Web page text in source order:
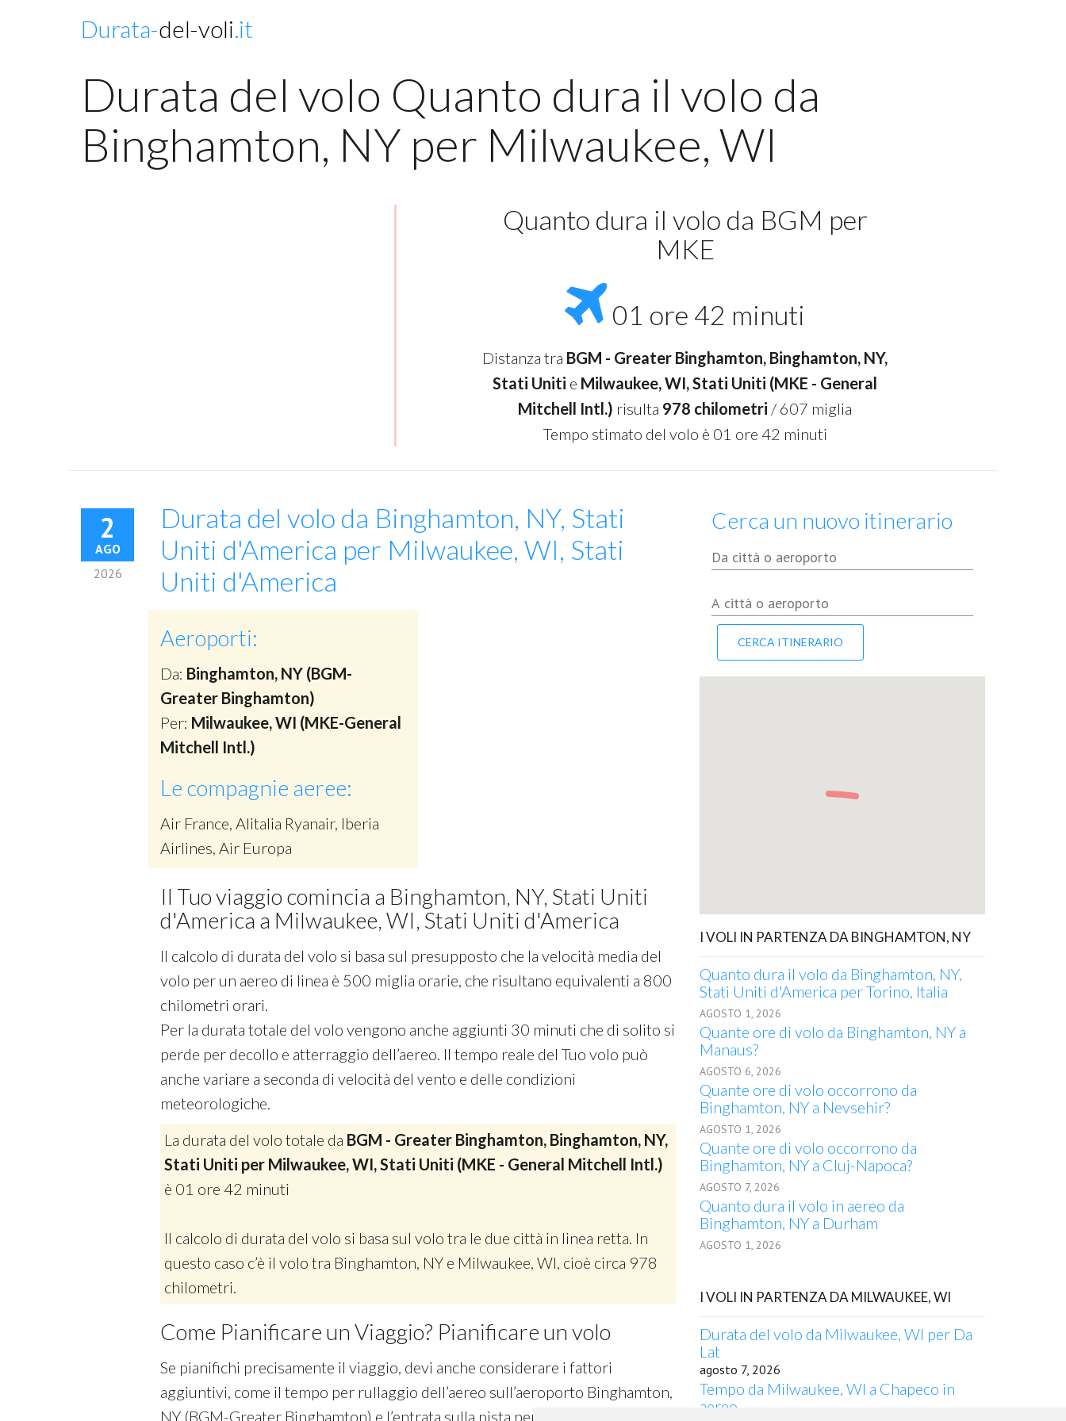
Durata-del-voli.it
Durata del volo Quanto dura il volo da
Binghamton, NY per Milwaukee, WI
Quanto dura il volo da BGM per
MKE
01 ore 42 minuti
Distanza tra BGM - Greater Binghamton, Binghamton, NY,
Stati Uniti e Milwaukee, WI, Stati Uniti (MKE - General
Mitchell Intl.) risulta 978 chilometri / 607 miglia
Tempo stimato del volo è 01 ore 42 minuti
2
AGO
2026
Durata del volo da Binghamton, NY, Stati
Uniti d'America per Milwaukee, WI, Stati
Uniti d'America
Aeroporti:
Da: Binghamton, NY (BGM-
Greater Binghamton)
Per: Milwaukee, WI (MKE-General
Mitchell Intl.)
Le compagnie aeree:
Air France, Alitalia Ryanair, Iberia
Airlines, Air Europa
Il Tuo viaggio comincia a Binghamton, NY, Stati Uniti
d'America a Milwaukee, WI, Stati Uniti d'America
Il calcolo di durata del volo si basa sul presupposto che la velocità media del
volo per un aereo di linea è 500 miglia orarie, che risultano equivalenti a 800
chilometri orari.
Per la durata totale del volo vengono anche aggiunti 30 minuti che di solito si
perde per decollo e atterraggio dell’aereo. Il tempo reale del Tuo volo può
anche variare a seconda di velocità del vento e delle condizioni
meteorologiche.
La durata del volo totale da BGM - Greater Binghamton, Binghamton, NY,
Stati Uniti per Milwaukee, WI, Stati Uniti (MKE - General Mitchell Intl.)
è 01 ore 42 minuti
Il calcolo di durata del volo si basa sul volo tra le due città in linea retta. In
questo caso c’è il volo tra Binghamton, NY e Milwaukee, WI, cioè circa 978
chilometri.
Come Pianificare un Viaggio? Pianificare un volo
Se pianifichi precisamente il viaggio, devi anche considerare i fattori
aggiuntivi, come il tempo per rullaggio dell’aereo sull’aeroporto Binghamton,
NY (BGM-Greater Binghamton) e l’entrata sulla pista per decollo, e inoltre il
Cerca un nuovo itinerario
I VOLI IN PARTENZA DA BINGHAMTON, NY
Quanto dura il volo da Binghamton, NY,
Stati Uniti d'America per Torino, Italia
AGOSTO 1, 2026
Quante ore di volo da Binghamton, NY a
Manaus?
AGOSTO 6, 2026
Quante ore di volo occorrono da
Binghamton, NY a Nevsehir?
AGOSTO 1, 2026
Quante ore di volo occorrono da
Binghamton, NY a Cluj-Napoca?
AGOSTO 7, 2026
Quanto dura il volo in aereo da
Binghamton, NY a Durham
AGOSTO 1, 2026
I VOLI IN PARTENZA DA MILWAUKEE, WI
Durata del volo da Milwaukee, WI per Da
Lat
agosto 7, 2026
Tempo da Milwaukee, WI a Chapeco in
aereo